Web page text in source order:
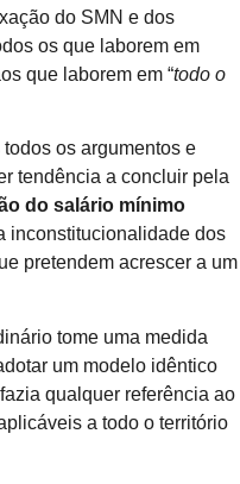
do SMN e dos
os que laborem em
que laborem em “todo o
os argumentos e
tendência a concluir pela
do salário mínimo
inconstitucionalidade dos
pretendem acrescer a um
tome uma medida
um modelo idêntico
qualquer referência ao
a todo o território